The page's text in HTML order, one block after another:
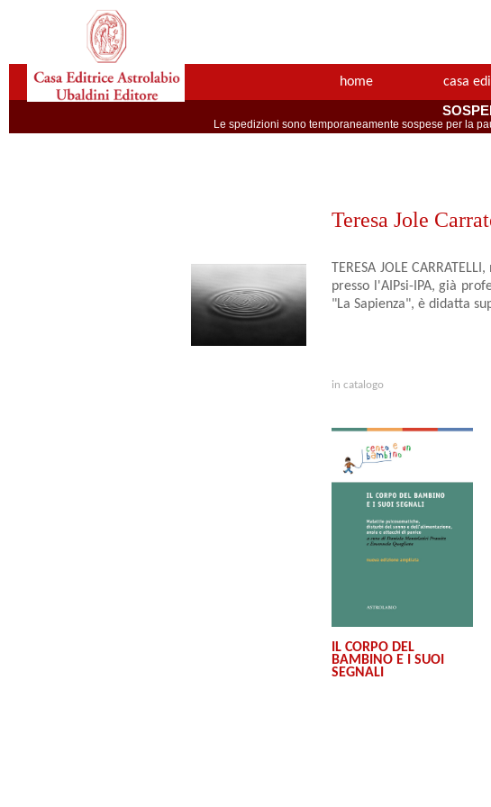
home casa
Le spedizioni sono temporaneamente sospese per la
Teresa Jole
TERESA JOLE
presso l'AIPsi-IPA, già
"La Sapienza", è didatta
in catalogo
IL CORPO DEL
BAMBINO E I SUOI
SEGNALI